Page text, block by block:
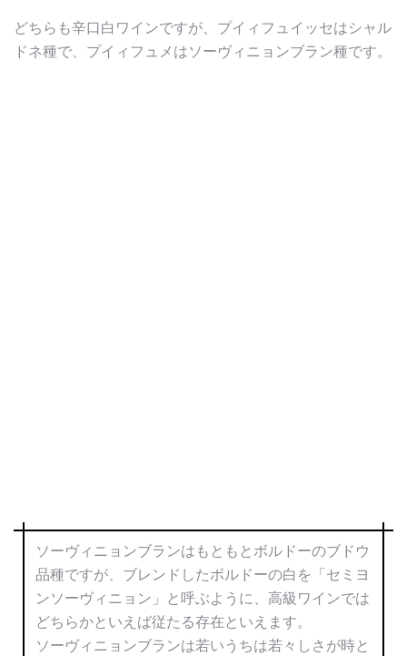
どちらも辛口白ワインですが、プイィフュイッセはシャル
ドネ種で、プイィフュメはソーヴィニョンブラン種です。
ソーヴィニョンブランはもともとボルドーのブドウ
品種ですが、ブレンドしたボルドーの白を「セミヨ
ンソーヴィニョン」と呼ぶように、高級ワインでは
どちらかといえば従たる存在といえます。
ソーヴィニョンブランは若いうちは若々しさが時と